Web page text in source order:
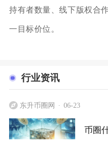
持有者数量、线下版权合
一目标价位。
行业资讯
东升币圈网 06-23
币圈